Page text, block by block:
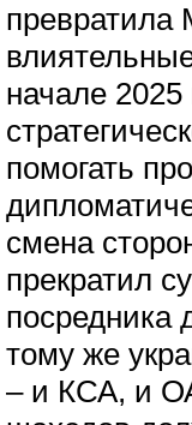
превратила
начале 2025
помогать
смена
прекратил
посредника
тому же
– и КСА, и